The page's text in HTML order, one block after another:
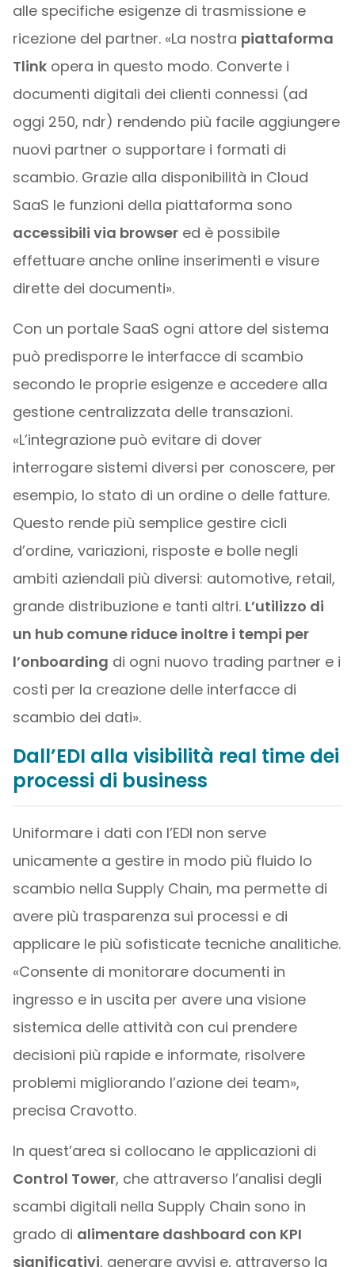
alle specifiche esigenze di trasmissione e
ricezione del partner. «La nostra piattaforma
Tlinkopera in questo modo. Converte i
documenti digitali dei clienti connessi (ad
oggi 250, ndr) rendendo più facile aggiungere
nuovi partner o supportare i formati di
scambio. Grazie alla disponibilità in Cloud
SaaS le funzioni della piattaforma sono
accessibili via browsered è possibile
effettuare anche online inserimenti e visure
dirette dei documenti».
Con un portale SaaS ogni attore del sistema
può predisporre le interfacce di scambio
secondo le proprie esigenze e accedere alla
gestione centralizzata delle transazioni.
«L’integrazione può evitare di dover
interrogare sistemi diversi per conoscere, per
esempio, lo stato di un ordine o delle fatture.
Questo rende più semplice gestire cicli
d’ordine, variazioni, risposte e bolle negli
ambiti aziendali più diversi: automotive, retail,
grande distribuzione e tanti altri. L’utilizzo di
un hub comune riduce inoltre i tempi per
l’onboarding di ogni nuovo trading partner e i
costi per la creazione delle interfacce di
scambio dei dati».
Dall’EDI alla visibilità real time dei
processi di business
Uniformare i dati con l’EDI non serve
unicamente a gestire in modo più fluido lo
scambio nella Supply Chain, ma permette di
avere più trasparenza sui processi e di
applicare le più sofisticate tecniche analitiche.
«Consente di monitorare documenti in
ingresso e in uscita per avere una visione
sistemica delle attività con cui prendere
decisioni più rapide e informate, risolvere
problemi migliorando l’azione dei team»,
precisa Cravotto.
In quest’area si collocano le applicazioni di
Control Tower, che attraverso l’analisi degli
scambi digitali nella Supply Chain sono in
grado di alimentare dashboard con KPI
significativi, generare avvisi e, attraverso la